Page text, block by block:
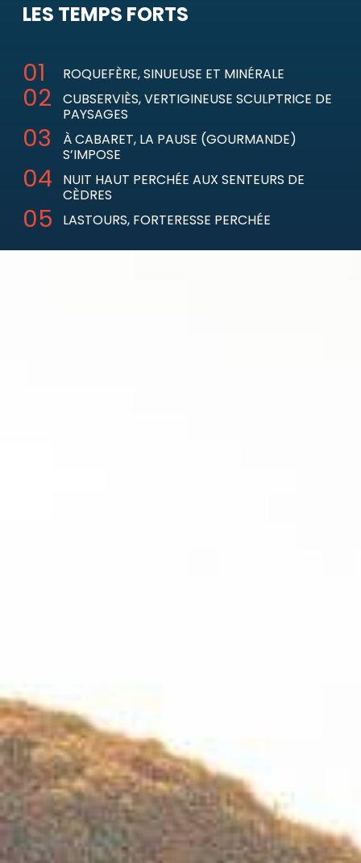
LES TEMPS FORTS
ROQUEFÈRE, SINUEUSE ET MINÉRALE
CUBSERVIÈS, VERTIGINEUSE SCULPTRICE DE
PAYSAGES
À CABARET, LA PAUSE (GOURMANDE)
S’IMPOSE
NUIT HAUT PERCHÉE AUX SENTEURS DE
CÈDRES
LASTOURS, FORTERESSE PERCHÉE